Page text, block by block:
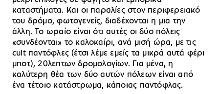
καταστήματα. Και οι παραλίες στον περιφερειακό
του δρόμο, φωτογενείς, διαδέχονται η μια την
άλλη. Το ωραίο είναι ότι αυτές οι δύο πόλεις
«συνδέονται» το καλοκαίρι, ανά μισή ώρα, με τις
cult παντόφλες (έτσι λέμε εμείς τα μικρά αυτά φέρι
μποτ), 20λεπτων δρομολογίων. Για μένα, η
καλύτερη θέα των δύο αυτών πόλεων είναι από
ένα τέτοιο κατάστρωμα, κάποιας παντόφλας.